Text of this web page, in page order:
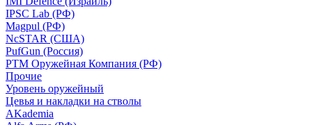
IPSC Lab (РФ)
Magpul (РФ)
NcSTAR (США)
PufGun (Россия)
РТМ Оружейная Компания (РФ)
Прочие
Уровень оружейный
Цевья и накладки на стволы
AKademia